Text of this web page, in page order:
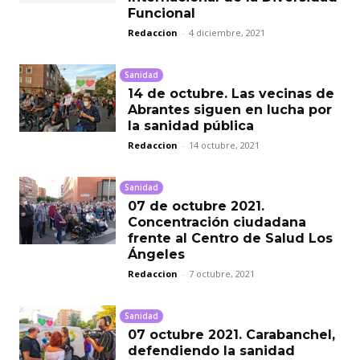
Funcional
Redaccion - 4 diciembre, 2021
Sanidad
14 de octubre. Las vecinas de
Abrantes siguen en lucha por
la sanidad pública
Redaccion - 14 octubre, 2021
Sanidad
07 de octubre 2021.
Concentración ciudadana
frente al Centro de Salud Los
Ángeles
Redaccion - 7 octubre, 2021
Sanidad
07 octubre 2021. Carabanchel,
defendiendo la sanidad